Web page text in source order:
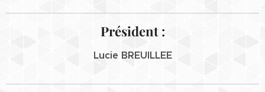
Président :
Lucie BREUILLEE